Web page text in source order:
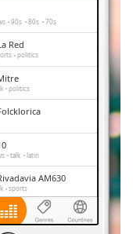
90s 80s 70s
Red
politics
politics
talk latin
AM630
sports
95.9